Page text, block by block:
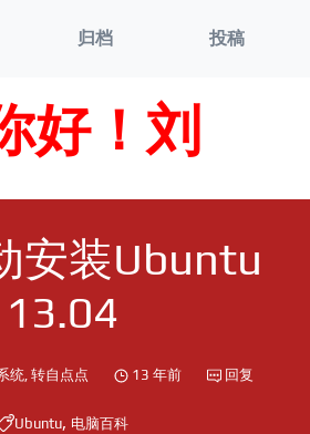
好！刘
归档 投稿
安装Ubuntu
13.04
统, 转自点点 13 年前 回复
Ubuntu, 电脑百科